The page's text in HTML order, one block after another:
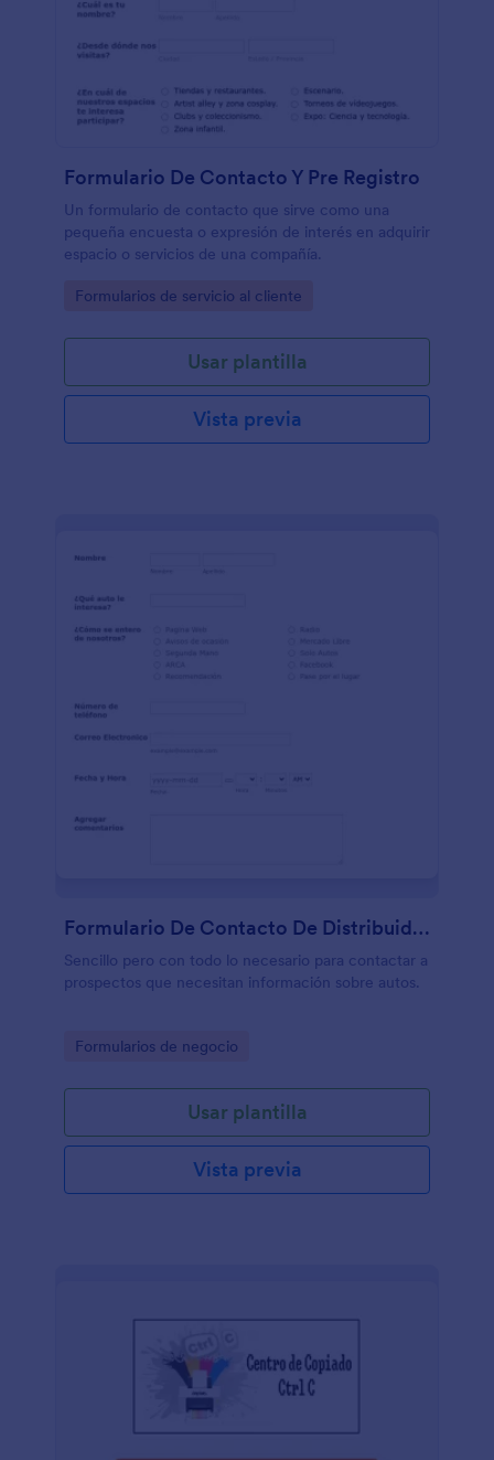
Formulario De Contacto Y Pre Registro
Un formulario de contacto que sirve como una
pequeña encuesta o expresión de interés en adquirir
espacio o servicios de una compañía.
Go to Category:
Formularios de servicio al cliente
Usar plantilla
Vista previa
Formulario De Contacto De Distribuidor De Automóviles
Sencillo pero con todo lo necesario para contactar a
prospectos que necesitan información sobre autos.
Go to Category:
Formularios de negocio
Usar plantilla
Vista previa